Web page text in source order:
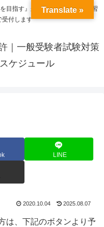
目指す』来呼応した時間から学習
受付します
｜一般受験者試験対策
ケジュール
LINE
2020.10.04 2025.08.07
は、下記のボタンより予
Translate »